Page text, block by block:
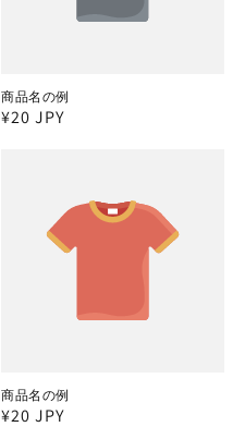
商品名の例
通
¥20 JPY
商品名の例
通
¥20 JPY